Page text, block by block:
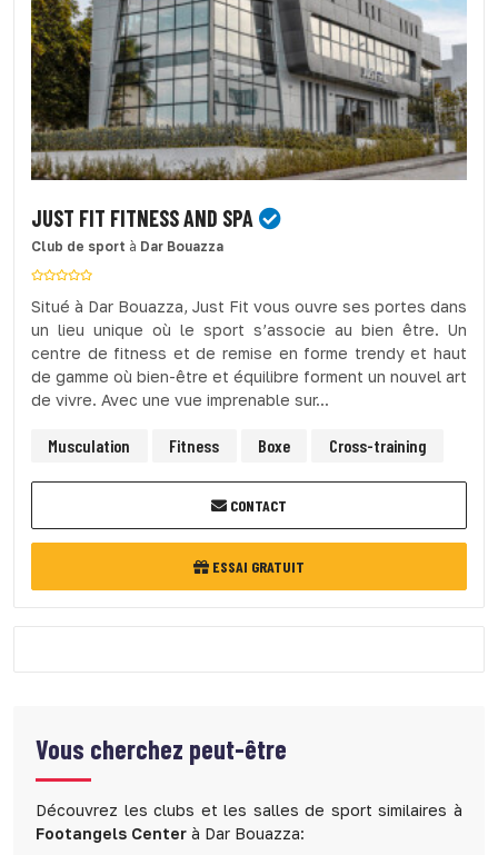
JUST FIT FITNESS AND SPA
Club de sport à Dar Bouazza
Situé à Dar Bouazza, Just Fit vous ouvre ses portes dans
un lieu unique où le sport s’associe au bien être. Un
centre de fitness et de remise en forme trendy et haut
de gamme où bien-être et équilibre forment un nouvel art
de vivre. Avec une vue imprenable sur...
Musculation Fitness Boxe Cross-training
CONTACT
ESSAI GRATUIT
Vous cherchez peut-être
Découvrez les clubs et les salles de sport similaires à
Footangels Center à Dar Bouazza: